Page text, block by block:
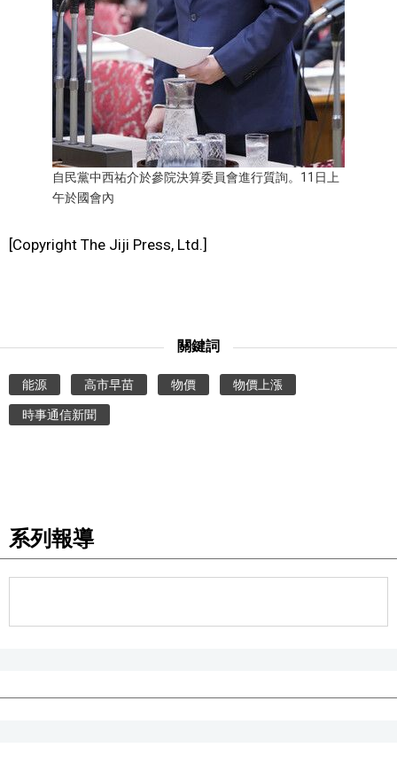
自民黨中西祐介於參院決算委員會進行質詢。11日上
午於國會內
[Copyright The Jiji Press, Ltd.]
關鍵詞
能源 高市早苗 物價 物價上漲
時事通信新聞
系列報導